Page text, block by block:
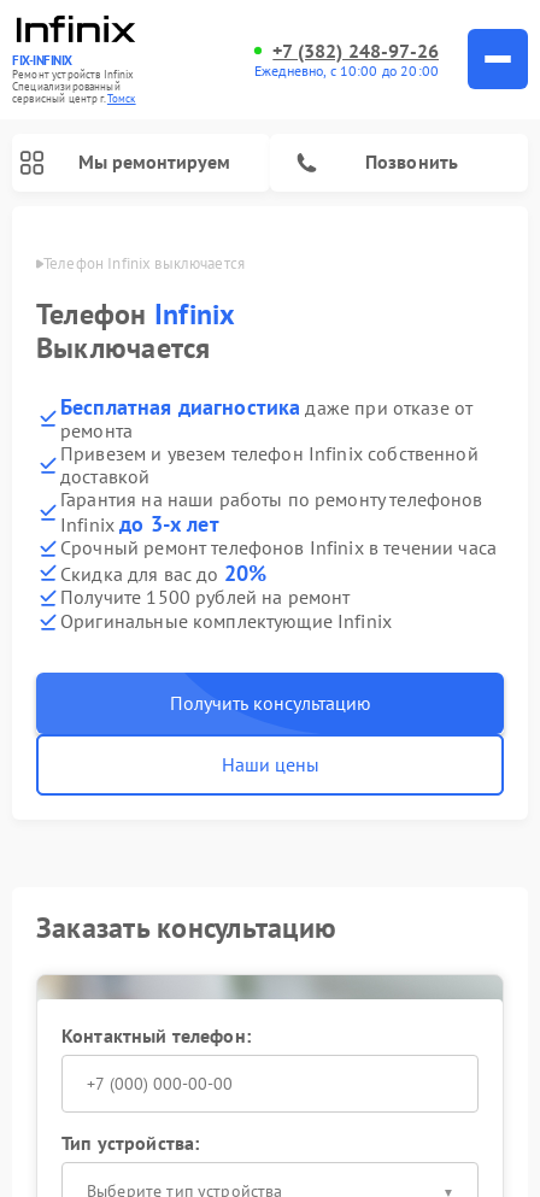
FIX-INFINIX
Ремонт устройств Infinix
Специализированный
cервисный центр г.Томск
+7 (382) 248-97-26
Ежедневно, с 10:00 до 20:00
Мы ремонтируем Позвонить
Телефон Infinix выключается
Телефон Infinix
Выключается
Бесплатная диагностика даже при отказе от
ремонта
Привезем и увезем телефон Infinix собственной
доставкой
Гарантия на наши работы по ремонту телефонов
Infinixдо 3-х лет
Срочный ремонт телефонов Infinix в течении часа
Скидка для вас до 20%
Получите 1500 рублей на ремонт
Оригинальные комплектующие Infinix
Получить консультацию
Наши цены
Заказать консультацию
Контактный телефон:
Тип устройства:
Выберите тип устройства